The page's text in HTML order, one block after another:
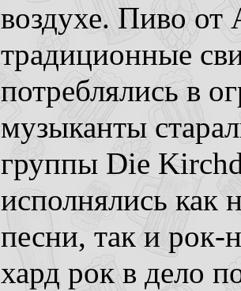
воздухе. Пиво от
традиционные
потреблялись в
музыканты
группы Die
исполнялись как
песни, так и рок-
хард рок в дело